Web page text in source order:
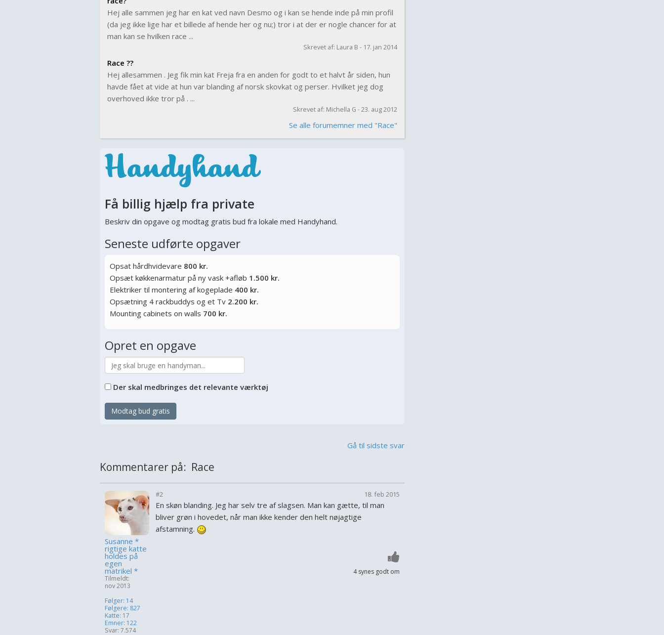
Hej alle sammen jeg har en kat ved navn Desmo og i kan se hende inde på min profil
(da jeg ikke lige har et billede af hende her og nu;) tror i at der er nogle chancer for at
man kan se hvilken race ...
Skrevet af: Laura B - 17. jan 2014
Race ??
Hej allesammen . Jeg fik min kat Freja fra en anden for godt to et halvt år siden, hun
havde fået at vide at hun var blanding af norsk skovkat og perser. Hvilket jeg dog
overhoved ikke tror på . ...
Skrevet af: Michella G - 23. aug 2012
Se alle forumemner med "Race"
Få billig hjælp fra private
Beskriv din opgave og modtag gratis bud fra lokale med Handyhand.
Seneste udførte opgaver
Opsat hårdhvidevare 800 kr.
Opsæt køkkenarmatur på ny vask +afløb 1.500 kr.
Elektriker til montering af kogeplade 400 kr.
Opsætning 4 rackbuddys og et Tv 2.200 kr.
Mounting cabinets on walls 700 kr.
Opret en opgave
Der skal medbringes det relevante værktøj
Modtag bud gratis
Gå til sidste svar
Kommentarer på: Race
Susanne *
rigtige katte
holdes på
egen
matrikel *
Tilmeldt:
nov 2013
Følger: 14
Følgere: 827
Katte: 17
Emner: 122
Svar: 7.574
#2 18. feb 2015
En skøn blanding. Jeg har selv tre af slagsen. Man kan gætte, til man
bliver grøn i hovedet, når man ikke kender den helt nøjagtige
afstamning.
4 synes godt om